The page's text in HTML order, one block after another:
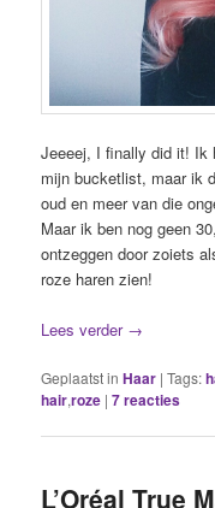
Jeeeej, I finally did it! Ik
mijn bucketlist, maar ik
oud en meer van die
Maar ik ben nog geen
ontzeggen door zoiets
roze haren zien!
Lees verder →
Geplaatst in Haar |Tags:
hair,roze |7reacties
L’Oréal True